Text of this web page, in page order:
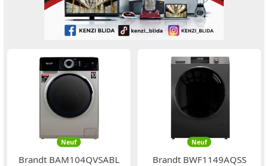
Neuf
Brandt BAM104QVSABL
Neuf
Brandt BWF1149AQSS